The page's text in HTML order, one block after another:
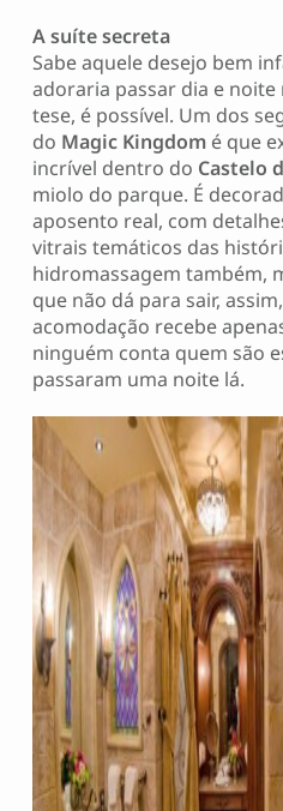
A suíte secreta
Sabe aquele desejo bem
adoraria passar dia e noite
tese, é possível. Um dos
do Magic Kingdomé que
incrível dentro do Castelo
miolo do parque. É
aposento real, com
vitrais temáticos das
hidromassagem também,
que não dá para sair,
acomodação recebe
ninguém conta quem são
passaram uma noite lá.